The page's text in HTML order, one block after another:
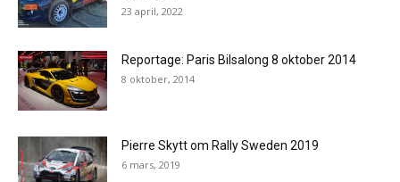
23 april, 2022
Reportage: Paris Bilsalong 8 oktober 2014
8 oktober, 2014
Pierre Skytt om Rally Sweden 2019
6 mars, 2019